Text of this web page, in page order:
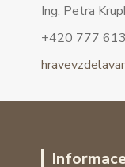
Ing. Petra
+420 777